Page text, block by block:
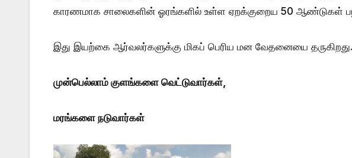
காரணமாக சாலைகளின் ஓரங்களில் உள்ள ஏறக்குறைய 50 ஆண்டுகள்
இது இயற்கை ஆர்வலர்களுக்கு மிகப் பெரிய மன வேதனையை தருகிறது.
முன்பெல்லாம் குளங்களை வெட்டுவார்கள்,
மரங்களை நடுவார்கள்